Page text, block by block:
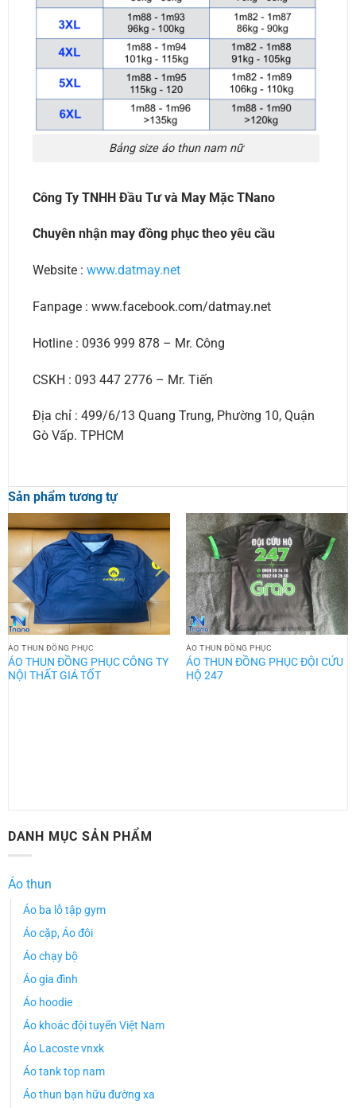
Bảng size áo thun nam nữ
Công Ty TNHH Đầu Tư và May Mặc TNano
Chuyên nhận may đồng phục theo yêu cầu
Website : www.datmay.net
Fanpage : www.facebook.com/datmay.net
Hotline : 0936 999 878 – Mr. Công
CSKH : 093 447 2776 – Mr. Tiến
Địa chỉ : 499/6/13 Quang Trung, Phường 10, Quận
Gò Vấp. TPHCM
Sản phẩm tương tự
ÁO THUN ĐỒNG PHỤC
ÁO THUN ĐỒNG PHỤC CÔNG TY
NỘI THẤT GIÁ TỐT
ÁO THUN ĐỒNG PHỤC
ÁO THUN ĐỒNG PHỤC ĐỘI CỨU
HỘ 247
DANH MỤC SẢN PHẨM
Áo thun
Áo ba lỗ tập gym
Áo cặp, Áo đôi
Áo chạy bộ
Áo gia đình
Áo hoodie
Áo khoác đội tuyển Việt Nam
Áo Lacoste vnxk
Áo tank top nam
Áo thun bạn hữu đường xa